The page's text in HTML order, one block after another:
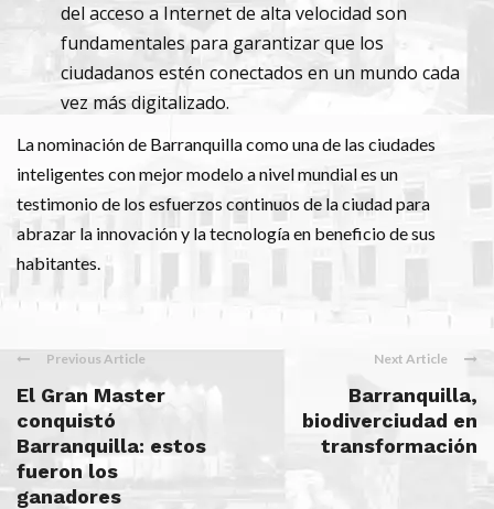
del acceso a Internet de alta velocidad son
fundamentales para garantizar que los
ciudadanos estén conectados en un mundo cada
vez más digitalizado.
La nominación de Barranquilla como una de las ciudades
inteligentes con mejor modelo a nivel mundial es un
testimonio de los esfuerzos continuos de la ciudad para
abrazar la innovación y la tecnología en beneficio de sus
habitantes.
Previous Article
El Gran Master
conquistó
Barranquilla: estos
fueron los
ganadores
Next Article
Barranquilla,
biodiverciudad en
transformación